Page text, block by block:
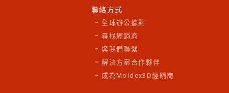
聯絡方式
全球辦公據點
尋找經銷商
與我們聯繫
解決方案合作夥伴
成為Moldex3D經銷商